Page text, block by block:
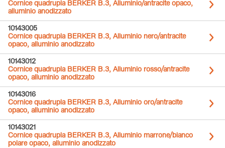
Cornice quadrupla BERKER B.3, Alluminio/antracite opaco,
alluminio anodizzato
10143005
Cornice quadrupla BERKER B.3, Alluminio nero/antracite
opaco, alluminio anodizzato
10143012
Cornice quadrupla BERKER B.3, Alluminio rosso/antracite
opaco, alluminio anodizzato
10143016
Cornice quadrupla BERKER B.3, Alluminio oro/antracite
opaco, alluminio anodizzato
10143021
Cornice quadrupla BERKER B.3, Alluminio marrone/bianco
polare opaco, alluminio anodizzato